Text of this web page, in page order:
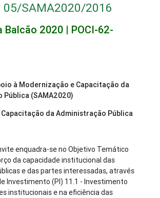
05/SAMA2020/2016
Balcão 2020 | POCI-62-
à Modernização e Capacitação da
(SAMA2020)
Capacitação da Administração Pública
enquadra-se no Objetivo Temático
da capacidade institucional das
e das partes interessadas, através
Investimento (PI) 11.1 - Investimento
institucionais e na eficiência das